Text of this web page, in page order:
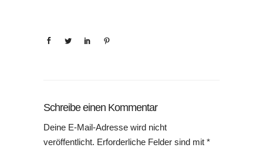
Schreibe einen Kommentar
Deine E-Mail-Adresse wird nicht
veröffentlicht. Erforderliche Felder sind mit *